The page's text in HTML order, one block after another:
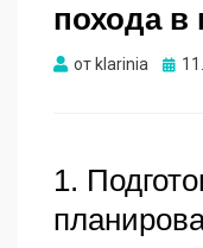
похода в
от klarinia
1.